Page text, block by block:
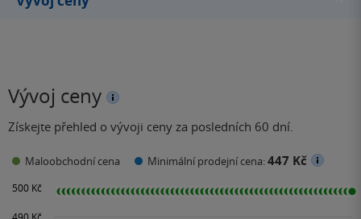
Vývoj ceny
Získejte přehled o vývoji ceny za posledních 60 dní.
Maloobchodní cena Minimální prodejní cena:447 Kč